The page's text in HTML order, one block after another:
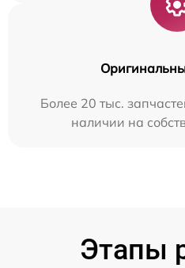
Более 20 тыс.
наличии на
Этапы